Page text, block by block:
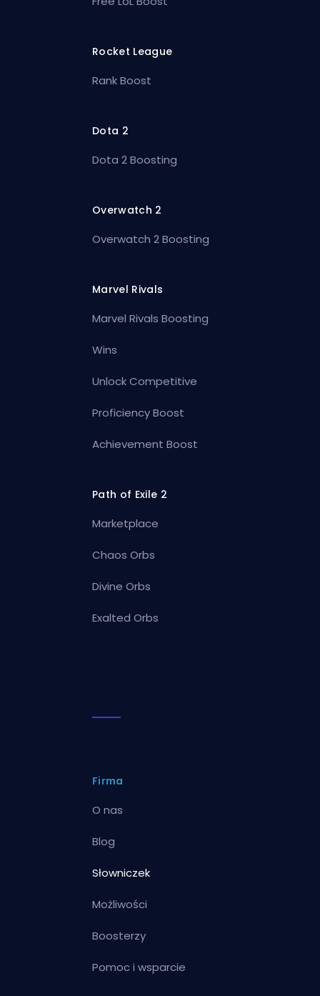
Rocket League
Rank Boost
Dota 2
Dota 2 Boosting
Overwatch 2
Overwatch 2 Boosting
Marvel Rivals
Marvel Rivals Boosting
Wins
Unlock Competitive
Proficiency Boost
Achievement Boost
Path of Exile 2
Marketplace
Chaos Orbs
Divine Orbs
Exalted Orbs
Firma
O nas
Blog
Słowniczek
Możliwości
Boosterzy
Pomoc i wsparcie